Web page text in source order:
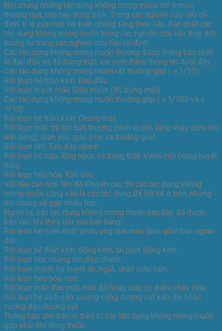
Nói chung những tác dụng không mong muốn chỉ ở mức
thoáng qua, nhẹ hay trung bình. Trong các nghiên cứu liều cố
định, tỉ lệ của một vài biến chứng tăng theo liều. Bản chất các
tác dụng không mong muốn trong các nghiên cứu liều thay đổi
tương tự trong các nghiên cứu liều cố định.
Các tác dụng không mong muốn thường được thông báo nhất
là đau đầu và đỏ bừng mặt, xin xem thêm thông tin dưới đây.
Các tác dụng không mong muốn rất thường gặp ( ≥ 1/10):
Rối loạn hệ thần kinh: Đau đầu
Rối loạn mạch máu: Giãn mạch (đỏ bừng mặt)
Các tác dụng không mong muốn thường gặp ( ≥ 1/100 và <
1/10):
Rối loạn hệ thần kinh: Chóng mặt
Rối loạn mắt: thị lực bất thường (nhìn lờ mờ, tăng nhạy cảm với
ánh sáng); loạn sắc giác (nhẹ và thoáng qua)
Rối loạn tim: Tim đập nhanh
Rối loạn hô hấp, lồng ngực và trung thất: Viêm mũi (xung huyết
mũi)
Rối loạn tiêu hóa: Khó tiêu
Với liều cao hơn liều đã khuyến cáo thì các tác dụng không
mong muốn cũng vẫn là các tác dụng đã liệt kê ở trên, nhưng
nói chung sẽ gặp nhiều hơn.
Ngoài ra, các tác dụng không mong muốn sau đây đã được
báo cáo khi theo dõi sau bán hàng:
Rối loạn hệ miễn dịch: phản ứng quá mẫn (bao gồm ban ngoài
da).
Rối loạn hệ thần kinh: động kinh, tái phát động kinh.
Rối loạn tim: chứng tim đập nhanh.
Rối loạn mạch: hạ huyết áp, ngất, chảy máu cam.
Rối loạn tiêu hóa: nôn.
Rối loạn mắt: đau mắt, mắt đỏ hoặc mắt có điểm chảy máu.
Rối loạn hệ sinh sản: cương cứng dương vật kéo dài hoặc
cương đau dương vật.
Thông báo cho bác sĩ điều trị các tác dụng không mong muốn
gặp phải khi dùng thuốc.